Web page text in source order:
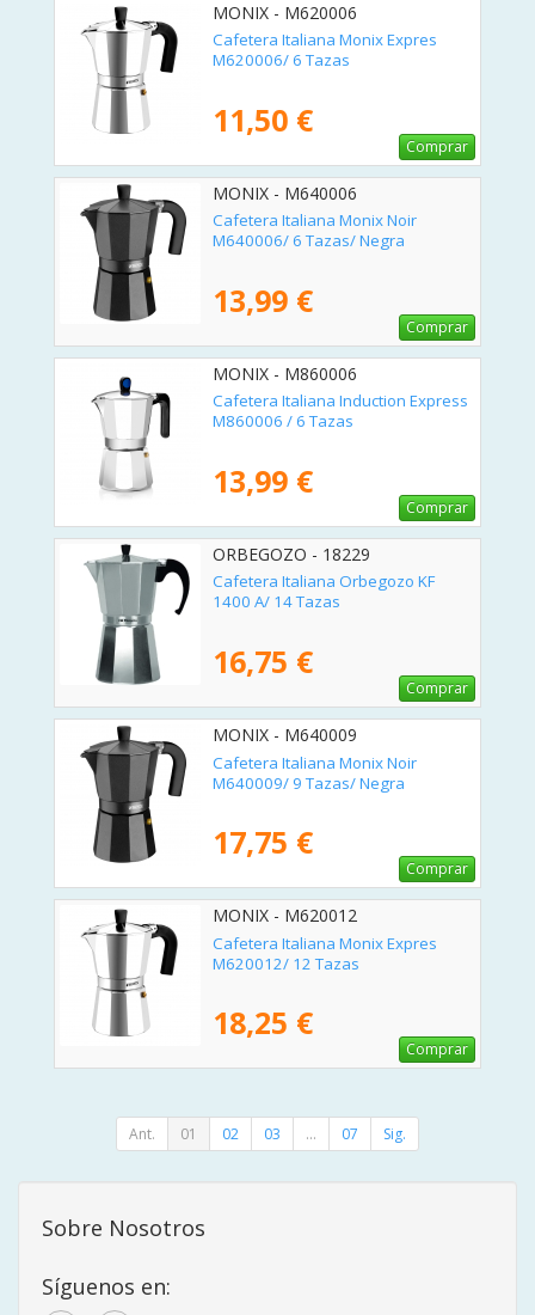
MONIX - M620006
Cafetera Italiana Monix Expres
M620006/ 6 Tazas
11,50 €
Comprar
MONIX - M640006
Cafetera Italiana Monix Noir
M640006/ 6 Tazas/ Negra
13,99 €
Comprar
MONIX - M860006
Cafetera Italiana Induction Express
M860006 / 6 Tazas
13,99 €
Comprar
ORBEGOZO - 18229
Cafetera Italiana Orbegozo KF
1400 A/ 14 Tazas
16,75 €
Comprar
MONIX - M640009
Cafetera Italiana Monix Noir
M640009/ 9 Tazas/ Negra
17,75 €
Comprar
MONIX - M620012
Cafetera Italiana Monix Expres
M620012/ 12 Tazas
18,25 €
Comprar
Ant. 01 02 03 ... 07 Sig.
Sobre Nosotros
Síguenos en: